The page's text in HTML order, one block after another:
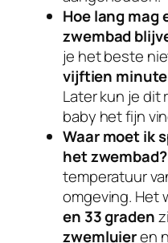
Hoe lang mag
zwembad
je het beste
vijftien
Later kun je dit
baby het fijn
Waar moet ik
het zwembad?
temperatuur
omgeving. Het
en 33 graden
zwemluieren